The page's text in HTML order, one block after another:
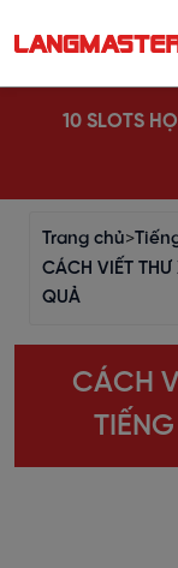
10 SLOTS
Trang chủ>
CÁCH VIẾT THƯ
QUẢ
CÁCH